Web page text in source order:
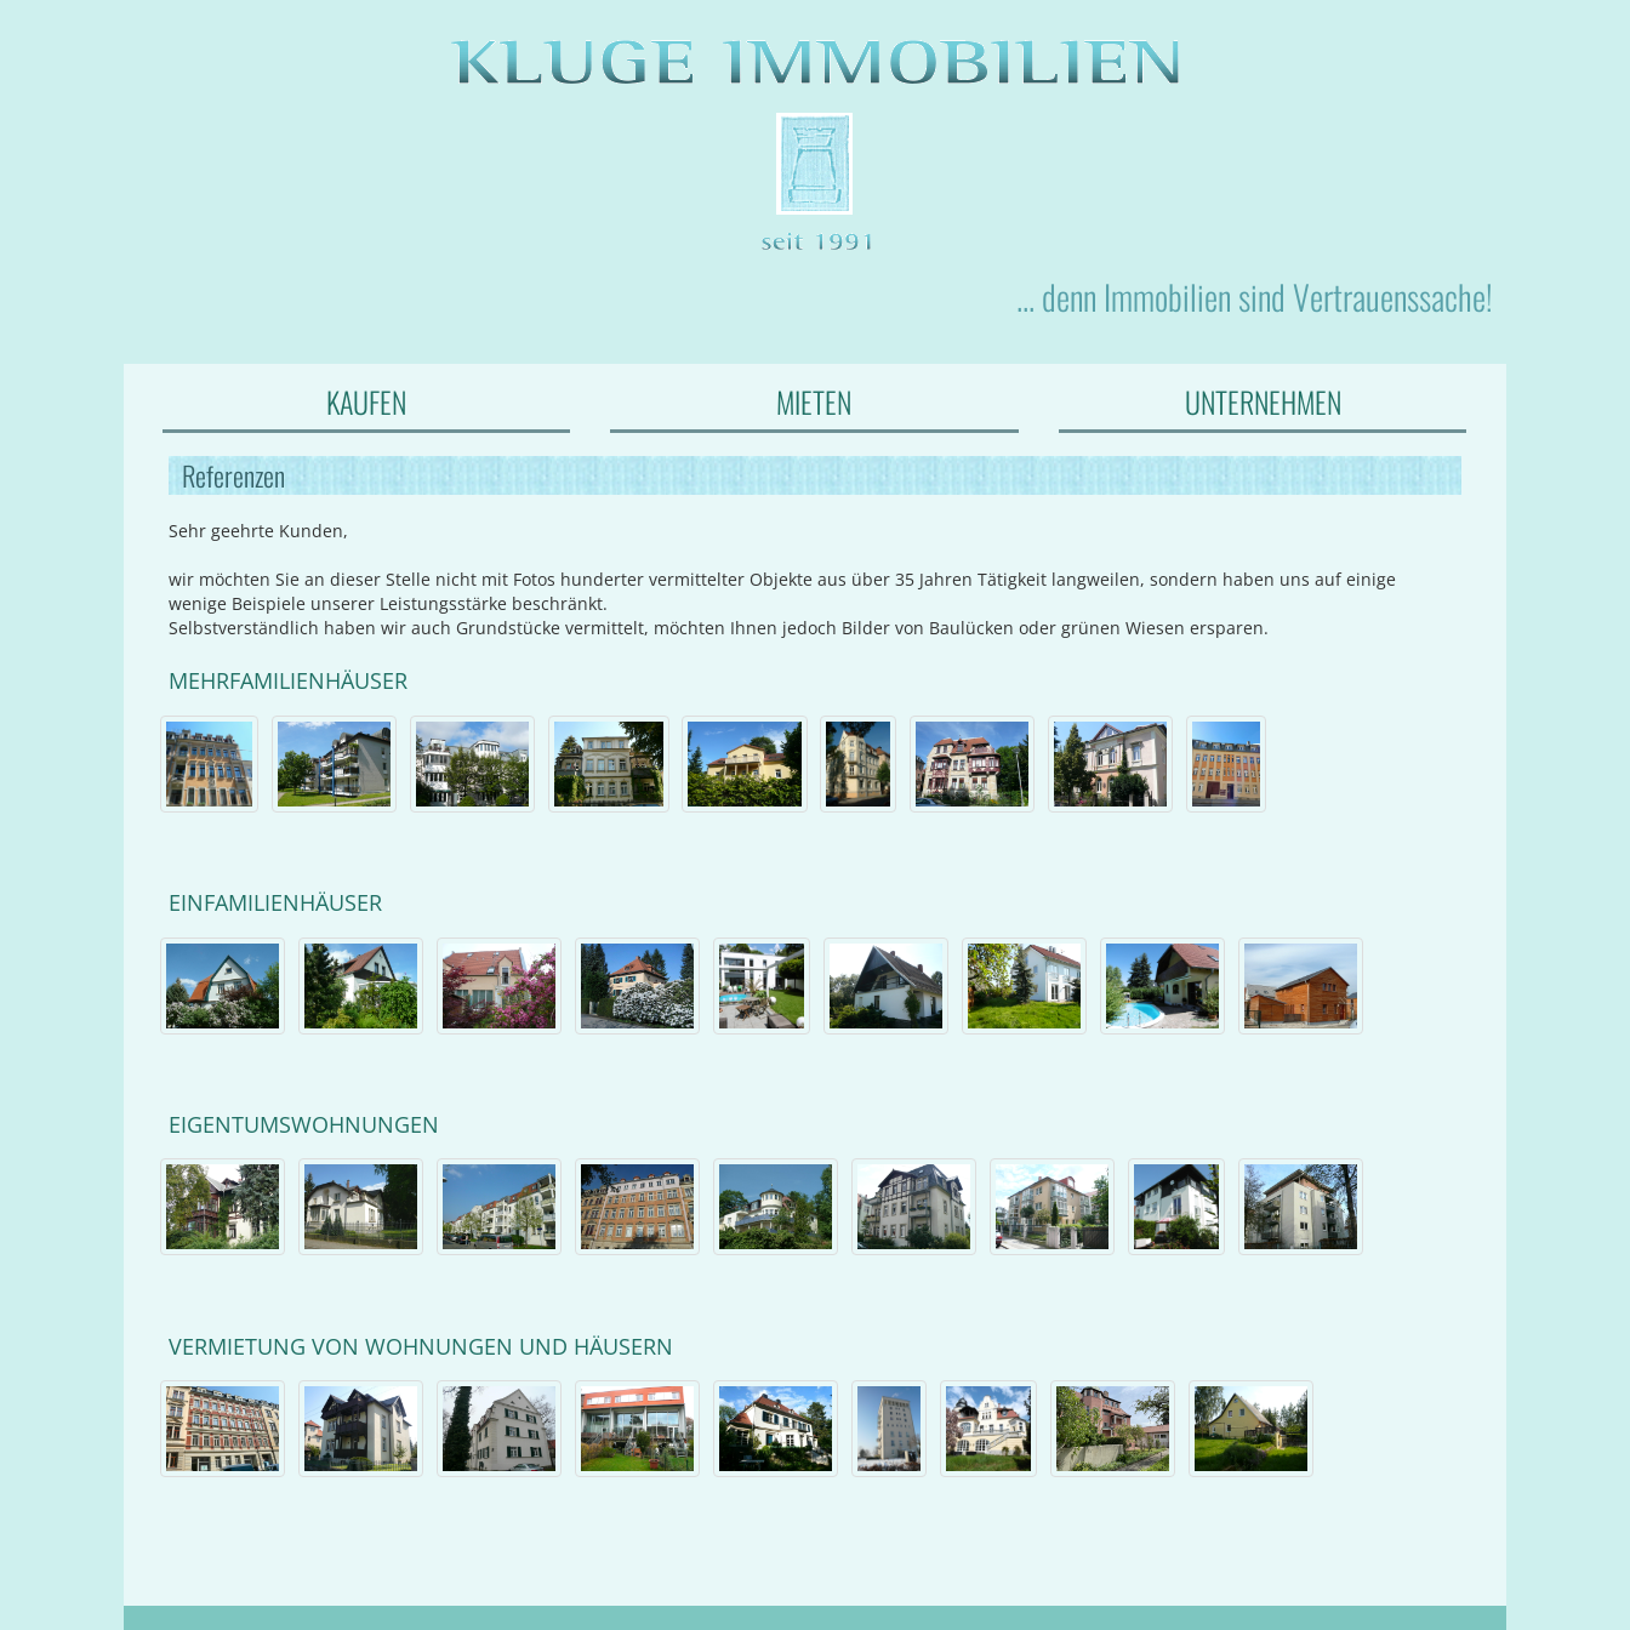
... denn Immobilien sind Vertrauenssache!
KAUFEN MIETEN UNTERNEHMEN
Referenzen
Sehr geehrte Kunden,
wir möchten Sie an dieser Stelle nicht mit Fotos hunderter vermittelter Objekte aus über 35 Jahren Tätigkeit langweilen, sondern haben uns auf einige
wenige Beispiele unserer Leistungsstärke beschränkt.
Selbstverständlich haben wir auch Grundstücke vermittelt, möchten Ihnen jedoch Bilder von Baulücken oder grünen Wiesen ersparen.
MEHRFAMILIENHÄUSER
EINFAMILIENHÄUSER
EIGENTUMSWOHNUNGEN
VERMIETUNG VON WOHNUNGEN UND HÄUSERN